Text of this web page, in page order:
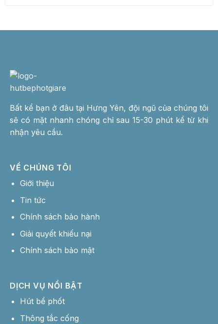
Bất kể bạn ở đâu tại Hưng Yên, đội ngũ của chúng tôi
sẽ có mặt nhanh chóng chỉ sau 15-30 phút kể từ khi
nhận yêu cầu.
VỀ CHÚNG TÔI
Giới thiệu
Tin tức
Chính sách bảo hành
Giải quyết khiếu nại
Chính sách bảo mật
DỊCH VỤ NỔI BẬT
Hút bể phốt
Thông tắc cống